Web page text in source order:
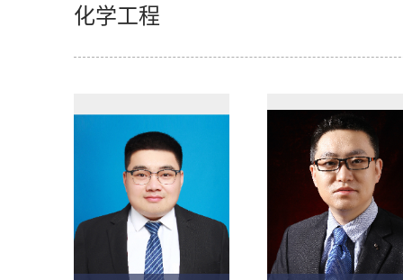
化学工程